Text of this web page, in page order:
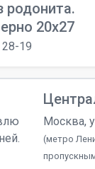
20x27
28-19
Москва,
(метро